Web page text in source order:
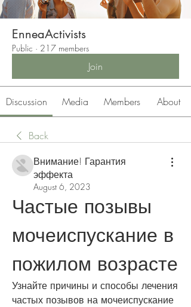
EnneaActivists
Public · 217 members
Join
Discussion Media Members About
Back
Внимание! Гарантия
эффекта
August 6, 2023
Частые позывы
мочеиспускание в
пожилом возрасте
Узнайте причины и способы лечения
частых позывов на мочеиспускание